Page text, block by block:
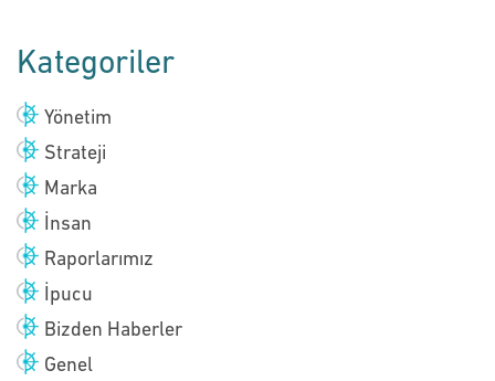
Kategoriler
Yönetim
Strateji
Marka
İnsan
Raporlarımız
İpucu
Bizden Haberler
Genel